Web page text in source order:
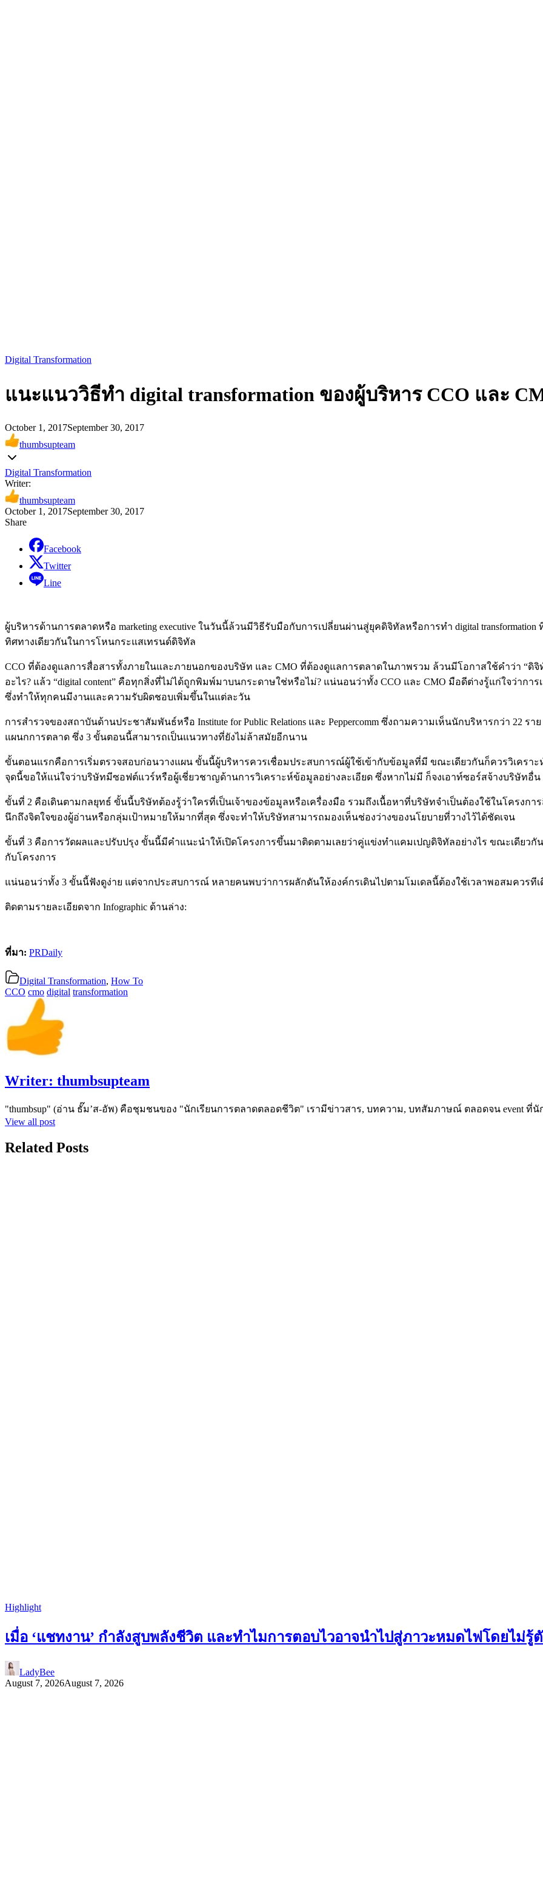
Digital Transformation
แนะแนววิธีทำ digital transformation ของผู้บริหาร CCO และ
October 1, 2017September 30, 2017
thumbsupteam
Digital Transformation
Writer:
thumbsupteam
October 1, 2017September 30, 2017
Share
Facebook
Twitter
Line
ผู้บริหารด้านการตลาดหรือ marketing executive ในวันนี้ล้วนมีวิธีรับมือกับการเปลี่ยนผ่านสู่ยุคดิจิทัลหรือการทำ digital
ทิศทางเดียวกันในการโหนกระแสเทรนด์ดิจิทัล
CCO ที่ต้องดูแลการสื่อสารทั้งภายในและภายนอกของบริษัท และ CMO ที่ต้องดูแลการตลาดในภาพรวม ล้วนมีโอกาสใช้คำว่า “ดิ
อะไร? แล้ว “digital content” คือทุกสิ่งที่ไม่ได้ถูกพิมพ์มาบนกระดาษใช่หรือไม่? แน่นอนว่าทั้ง CCO และ CMO มือดีต่างรู้แก่ใจว่ากา
ซึ่งทำให้ทุกคนมีงานและความรับผิดชอบเพิ่มขึ้นในแต่ละวัน
การสำรวจของสถาบันด้านประชาสัมพันธ์หรือ Institute for Public Relations และ Peppercomm ซึ่งถามความเห็นนักบริหารกว่า 22 ร
แผนกการตลาด ซึ่ง 3 ขั้นตอนนี้สามารถเป็นแนวทางที่ยังไม่ล้าสมัยอีกนาน
ขั้นตอนแรกคือการเริ่มตรวจสอบก่อนวางแผน ขั้นนี้ผู้บริหารควรเชื่อมประสบการณ์ผู้ใช้เข้ากับข้อมูลที่มี ขณะเดียวกันก็ควรวิเครา
จุดนี้ขอให้แน่ใจว่าบริษัทมีซอฟต์แวร์หรือผู้เชี่ยวชาญด้านการวิเคราะห์ข้อมูลอย่างละเอียด ซึ่งหากไม่มี ก็จงเอาท์ซอร์สจ้างบริษัทอื่น
ขั้นที่ 2 คือเดินตามกลยุทธ์ ขั้นนี้บริษัทต้องรู้ว่าใครที่เป็นเจ้าของข้อมูลหรือเครื่องมือ รวมถึงเนื้อหาที่บริษัทจำเป็นต้องใช้ในโครงก
นึกถึงจิตใจของผู้อ่านหรือกลุ่มเป้าหมายให้มากที่สุด ซึ่งจะทำให้บริษัทสามารถมองเห็นช่องว่างของนโยบายที่วางไว้ได้ชัดเจน
ขั้นที่ 3 คือการวัดผลและปรับปรุง ขั้นนี้มีคำแนะนำให้เปิดโครงการขึ้นมาติดตามเลยว่าคู่แข่งทำแคมเปญดิจิทัลอย่างไร ขณะเดียว
กับโครงการ
แน่นอนว่าทั้ง 3 ขั้นนี้ฟังดูง่าย แต่จากประสบการณ์ หลายคนพบว่าการผลักดันให้องค์กรเดินไปตามโมเดลนี้ต้องใช้เวลาพอสมควรทีเ
ติดตามรายละเอียดจาก Infographic ด้านล่าง:
ที่มา: PRDaily
Digital Transformation, How To
CCO cmo digital transformation
Writer: thumbsupteam
"thumbsup" (อ่าน ธั๊ม’ส-อัพ) คือชุมชนของ "นักเรียนการตลาดตลอดชีวิต" เรามีข่าวสาร, บทความ, บทสัมภาษณ์ ตลอดจน event ที่นัก
View all post
Related Posts
Highlight
เมื่อ ‘แชทงาน’ กำลังสูบพลังชีวิต และทำไมการตอบไวอาจนำไปสู่ภาวะหมดไฟโดยไม่รู้
LadyBee
August 7, 2026August 7, 2026